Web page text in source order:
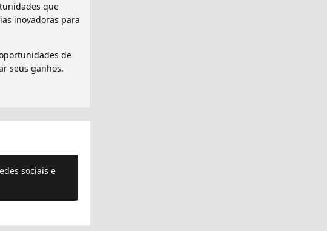
que
inovadoras para
de
seus ganhos.
sociais e